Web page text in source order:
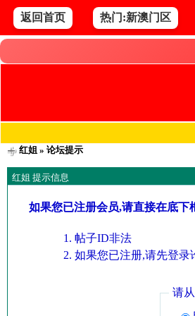
返回首页 热门:新澳门区
红姐» 论坛提示
红姐 提示信息
如果您已注册会员,请直接在底
帖子ID非法
如果您已注册,请先登录
请